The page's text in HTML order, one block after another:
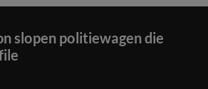
slopen politiewagen die